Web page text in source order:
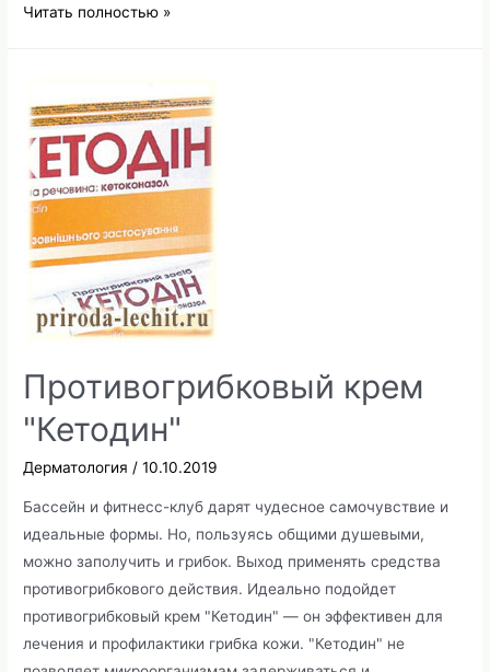
Маска
апельсина,
творога
и
масла
Читать полностью »
Противогрибковый крем
"Кетодин"
Дерматология /10.10.2019
Бассейн и фитнесс-клуб дарят чудесное самочувствие и
идеальные формы. Но, пользуясь общими душевыми,
можно заполучить и грибок. Выход применять средства
противогрибкового действия. Идеально подойдет
противогрибковый крем "Кетодин" — он эффективен для
лечения и профилактики грибка кожи. "Кетодин" не